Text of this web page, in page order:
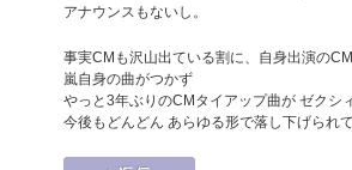
アナウンスもないし。
事実CMも沢山出ている割に、自身出演の
嵐自身の曲がつかず
やっと3年ぶりのCMタイアップ曲が ゼクシ
今後もどんどん あらゆる形で落し下げられ